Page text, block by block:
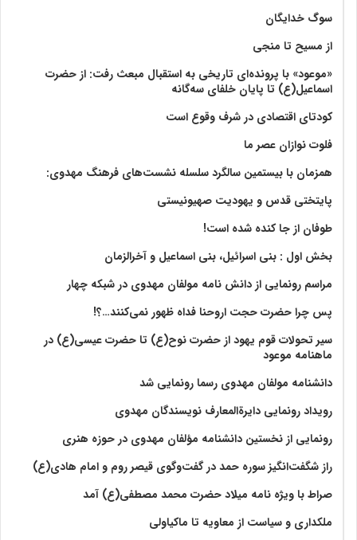
سوگ خدایگان
از مسیح تا منجی
«موعود» با پرونده‌ای تاریخی به استقبال مبعث رفت: از حضرت
اسماعیل(ع) تا پایان خلفای سه‌گانه
کودتای اقتصادی در شرف وقوع است
فلوت نوازان عصر ما
همزمان با بیستمین سالگرد سلسله نشست‌های فرهنگ مهدوی:‌
پایتختی قدس و یهودیت صهیونیستی
طوفان از جا کنده شده است!
بخش اول : بنی اسرائیل، بنی اسماعیل و آخرالزمان
مراسم رونمایی از دانش نامه مولفان مهدوی در شبکه چهار
پس چرا حضرت حجت اروحنا فداه ظهور نمی‌کنند…؟!
سیر تحولات قوم یهود از حضرت نوح(ع) تا حضرت عیسی(ع) در
ماهنامه موعود
دانشنامه مولفان مهدوی رسما رونمایی شد
رویداد رونمایی دایرةالمعارف نویسندگان مهدوی
رونمایی از نخستین دانشنامه مؤلفان مهدوی در حوزه هنری
راز شگفت‌انگیز سوره حمد در گفت‌وگوی قیصر روم و امام هادی(ع)
صراط با ویژه نامه میلاد حضرت محمد مصطفی(ع) آمد
ملکداری و سیاست از معاویه تا ماکیاولی